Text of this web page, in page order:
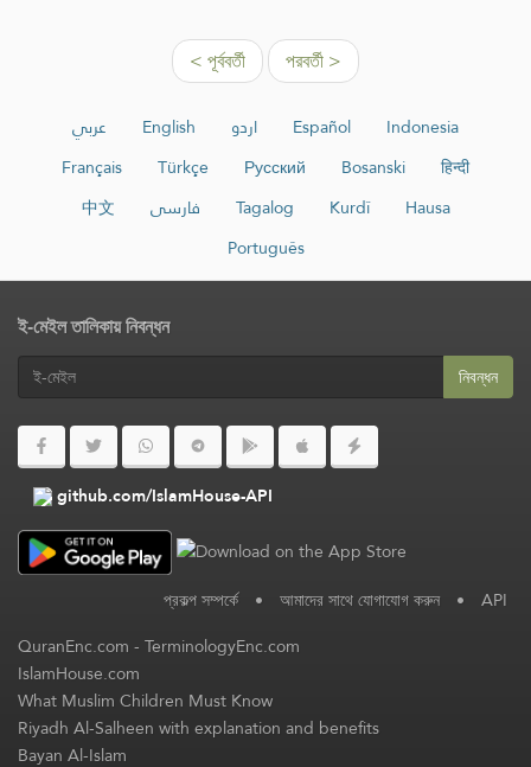
< পূর্ববর্তী পরবর্তী >
عربي English اردو Español
Indonesia
Français
Türkçe Русский Bosanski
हिन्दी
中文
فارسی Tagalog Kurdî
Hausa
Português
ই-মেইল তালিকায় নিবন্ধন
নিবন্ধন
github.com/IslamHouse-API
প্রকল্প সম্পর্কে • আমাদের সাথে যোগাযোগ করুন • API
QuranEnc.com-TerminologyEnc.com
IslamHouse.com
What Muslim Children Must Know
Riyadh Al-Salheen with explanation and benefits
Bayan Al-Islam